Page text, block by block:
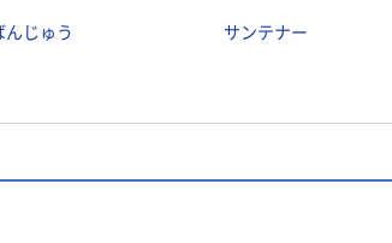
んじゅう サンテナー